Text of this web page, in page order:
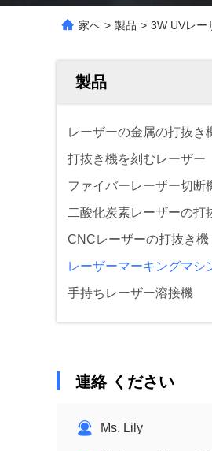
家へ > 製品 > 3W UVレー
製品
レーザーの金属の打抜き
打抜き機を刻むレーザー
ファイバーレーザー切断
二酸化炭素レーザーの打
CNCレーザーの打抜き機
レーザーマーキングマシ
手持ちレーザー溶接機
連絡 ください
Ms. Lily